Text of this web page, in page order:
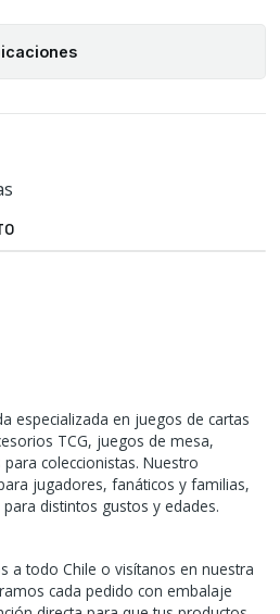
especializada en juegos de cartas
TCG, juegos de mesa,
coleccionistas. Nuestro
jugadores, fanáticos y familias,
distintos gustos y edades.
a todo Chile o visítanos en nuestra
cada pedido con embalaje